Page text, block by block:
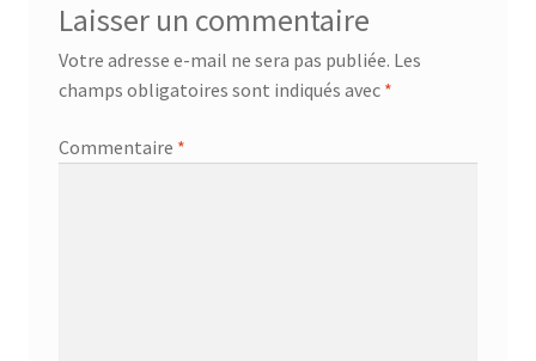
Laisser un commentaire
Votre adresse e-mail ne sera pas publiée. Les
champs obligatoires sont indiqués avec *
Commentaire *